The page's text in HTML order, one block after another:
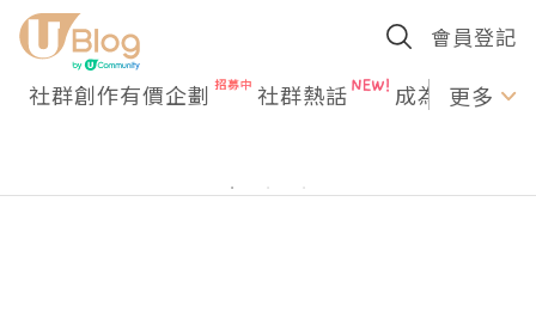
會員登記
社群創作有價企劃 社群熱話 成為U更多